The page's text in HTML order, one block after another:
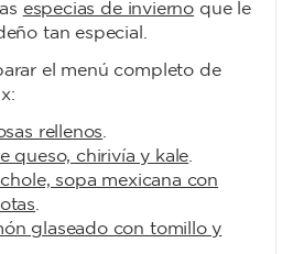
especias de invierno que le
tan especial.
el menú completo de
rellenos.
queso, chirivía y kale.
sopa mexicana con
.
glaseado con tomillo y